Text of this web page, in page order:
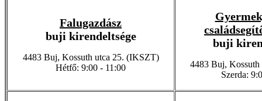
Falugazdász
buji kirendeltsége
4483 Buj, Kossuth utca 25. (IKSZT)
Hétfő: 9:00 - 11:00
buji
4483 Buj,
Szerda: